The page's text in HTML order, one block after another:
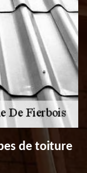
de toiture